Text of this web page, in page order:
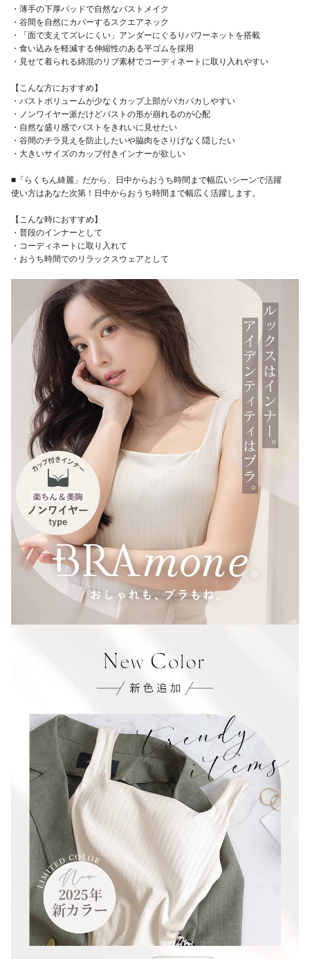
・薄手の下厚パッドで自然なバストメイク
・谷間を自然にカバーするスクエアネック
・「面で支えてズレにくい」アンダーにぐるりパワーネットを搭載
・食い込みを軽減する伸縮性のある平ゴムを採用
・見せて着られる綿混のリブ素材でコーディネートに取り入れやすい
【こんな方におすすめ】
・バストボリュームが少なくカップ上部がパカパカしやすい
・ノンワイヤー派だけどバストの形が崩れるのが心配
・自然な盛り感でバストをきれいに見せたい
・谷間のチラ見えを防止したいや脇肉をさりげなく隠したい
・大きいサイズのカップ付きインナーが欲しい
■「らくちん綺麗」だから、日中からおうち時間まで幅広いシーンで活躍
使い方はあなた次第！日中からおうち時間まで幅広く活躍します。
【こんな時におすすめ】
・普段のインナーとして
・コーディネートに取り入れて
・おうち時間でのリラックスウェアとして